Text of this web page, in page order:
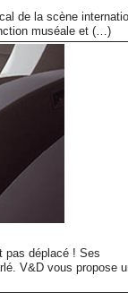
de la scène
muséale et (…)
pas déplacé ! Ses
V&D vous propose